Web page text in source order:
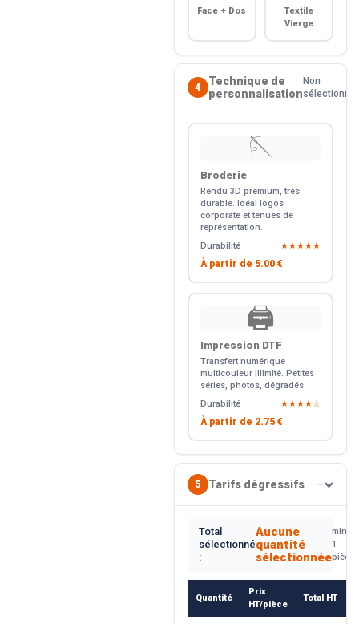
Face + Dos
Textile
Vierge
4
Technique de
personnalisation
Non
sélectionné
🪡
Broderie
Rendu 3D premium, très
durable. Idéal logos
corporate et tenues de
représentation.
Durabilité
★★★★★
À partir de 5.00 €
🖨️
Impression DTF
Transfert numérique
multicouleur illimité. Petites
séries, photos, dégradés.
Durabilité
★★★★☆
À partir de 2.75 €
5 Tarifs dégressifs —
Total
sélectionné
:
Aucune
quantité
sélectionnée
min.
1
pièce
Quantité
Prix
HT/pièce
Total HT